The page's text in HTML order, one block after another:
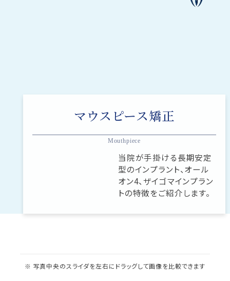
マウスピース矯正
Mouthpiece
当院が手掛ける長期安定
型のインプラント、オール
オン4、ザイゴマインプラン
トの特徴をご紹介します。
※ 写真中央のスライダを左右にドラッグして画像を比較できます